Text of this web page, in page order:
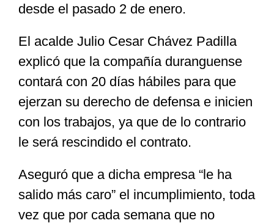
Nosotros
desde el pasado 2 de enero.
El acalde Julio Cesar Chávez Padilla
explicó que la compañía duranguense
contará con 20 días hábiles para que
ejerzan su derecho de defensa e inicien
con los trabajos, ya que de lo contrario
le será rescindido el contrato.
Aseguró que a dicha empresa “le ha
salido más caro” el incumplimiento, toda
vez que por cada semana que no